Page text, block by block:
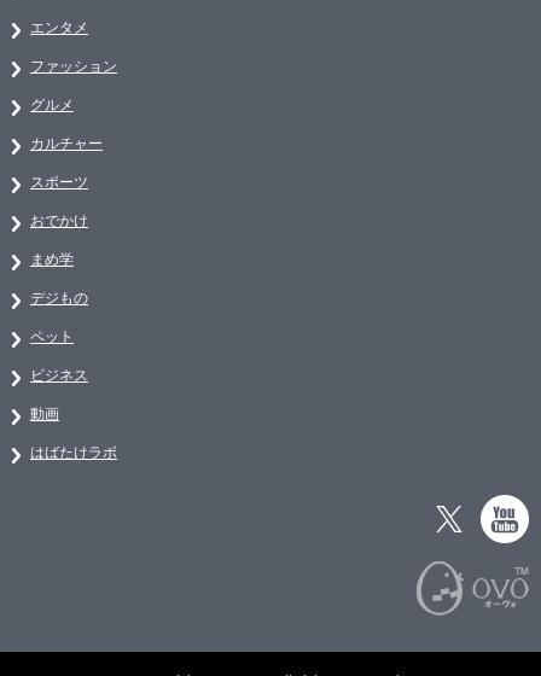
エンタメ
ファッション
グルメ
カルチャー
スポーツ
おでかけ
まめ学
デジもの
ペット
ビジネス
動画
はばたけラボ